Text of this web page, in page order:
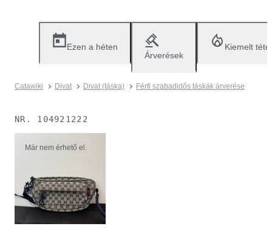
Ezen a héten
Árverések
Kiemelt
Catawiki Divat Divat (táska) Férfi szabadidős táskák árverése
NR. 104921222
Már nem érhető el.